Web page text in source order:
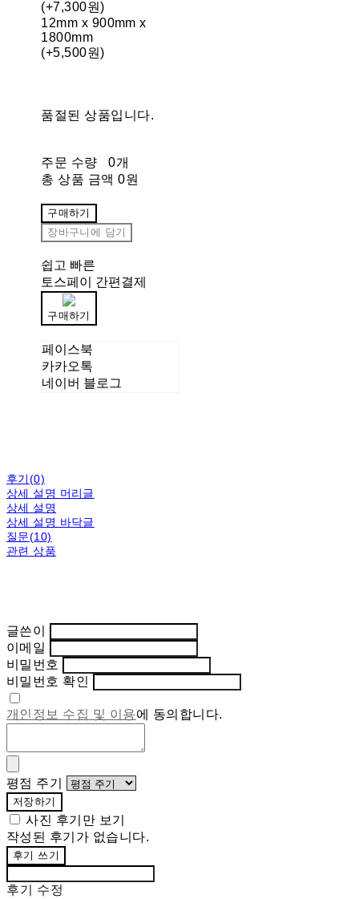
(+7,300원)
12mm x 900mm x
1800mm
(+5,500원)
품절된 상품입니다.
주문 수량
0개
총 상품 금액 0원
구매하기
장바구니에 담기
쉽고 빠른
토스페이 간편결제
구매하기
페이스북
카카오톡
네이버 블로그
후기(0)
상세 설명 머리글
상세 설명
상세 설명 바닥글
질문(10)
관련 상품
글쓴이
이메일
비밀번호
비밀번호 확인
개인정보 수집 및 이용에 동의합니다.
평점 주기
저장하기
사진 후기만 보기
작성된 후기가 없습니다.
후기 쓰기
후기 수정